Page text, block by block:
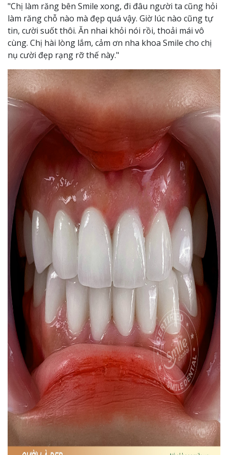
"Chị làm răng bên Smile xong, đi đâu người ta cũng hỏi
làm răng chỗ nào mà đẹp quá vậy. Giờ lúc nào cũng tự
tin, cười suốt thôi. Ăn nhai khỏi nói rồi, thoải mái vô
cùng. Chị hài lòng lắm, cảm ơn nha khoa Smile cho chị
nụ cười đẹp rạng rỡ thế này."